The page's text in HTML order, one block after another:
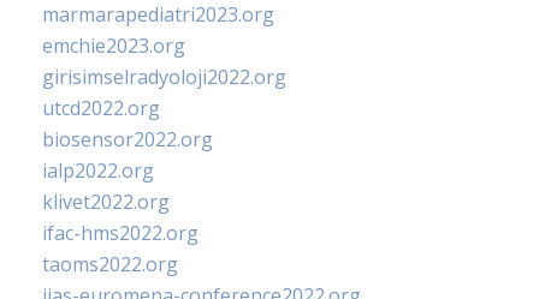
marmarapediatri2023.org
emchie2023.org
girisimselradyoloji2022.org
utcd2022.org
biosensor2022.org
ialp2022.org
klivet2022.org
ifac-hms2022.org
taoms2022.org